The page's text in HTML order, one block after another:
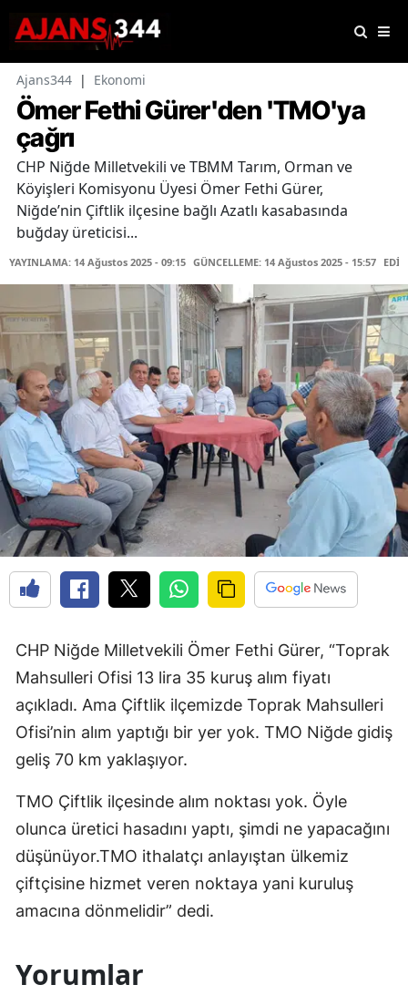
Ajans344 | Ekonomi
Ömer Fethi Gürer'den 'TMO'ya
çağrı
CHP Niğde Milletvekili ve TBMM Tarım, Orman ve
Köyişleri Komisyonu Üyesi Ömer Fethi Gürer,
Niğde’nin Çiftlik ilçesine bağlı Azatlı kasabasında
buğday üreticisi...
YAYINLAMA: 14 Ağustos 2025 - 09:15 GÜNCELLEME: 14 Ağustos 2025 - 15:57
CHP Niğde Milletvekili Ömer Fethi Gürer, “Toprak
Mahsulleri Ofisi 13 lira 35 kuruş alım fiyatı
açıkladı. Ama Çiftlik ilçemizde Toprak Mahsulleri
Ofisi’nin alım yaptığı bir yer yok. TMO Niğde gidiş
geliş 70 km yaklaşıyor.
TMO Çiftlik ilçesinde alım noktası yok. Öyle
olunca üretici hasadını yaptı, şimdi ne yapacağını
düşünüyor.TMO ithalatçı anlayıştan ülkemiz
çiftçisine hizmet veren noktaya yani kuruluş
amacına dönmelidir” dedi.
Yorumlar